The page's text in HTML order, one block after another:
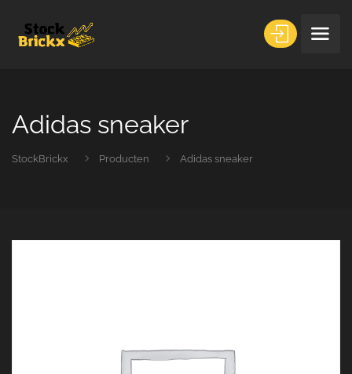
Adidas sneaker
StockBrickx Producten Adidas sneaker